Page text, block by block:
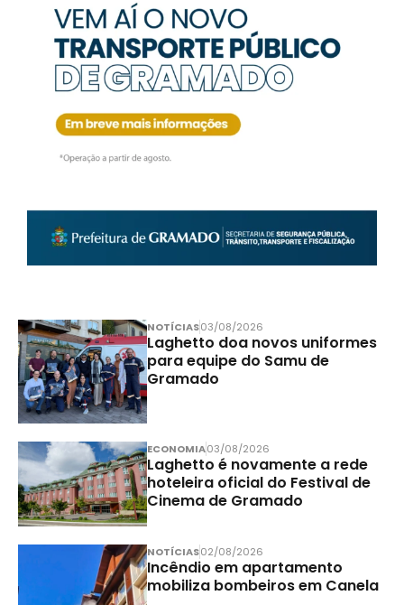
NOTÍCIAS03/08/2026
Laghetto doa novos uniformes
para equipe do Samu de
Gramado
ECONOMIA03/08/2026
Laghetto é novamente a rede
hoteleira oficial do Festival de
Cinema de Gramado
NOTÍCIAS02/08/2026
Incêndio em apartamento
mobiliza bombeiros em Canela